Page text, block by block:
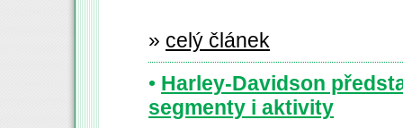
» celý článek
• Harley-Davidson
segmenty i aktivity